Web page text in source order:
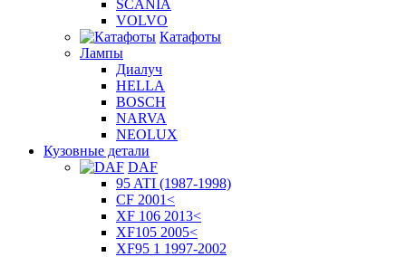
SCANIA
VOLVO
Катафоты
Лампы
Диалуч
HELLA
BOSCH
NARVA
NEOLUX
Кузовные детали
DAF
95 ATI (1987-1998)
CF 2001<
XF 106 2013<
XF105 2005<
XF95 1 1997-2002